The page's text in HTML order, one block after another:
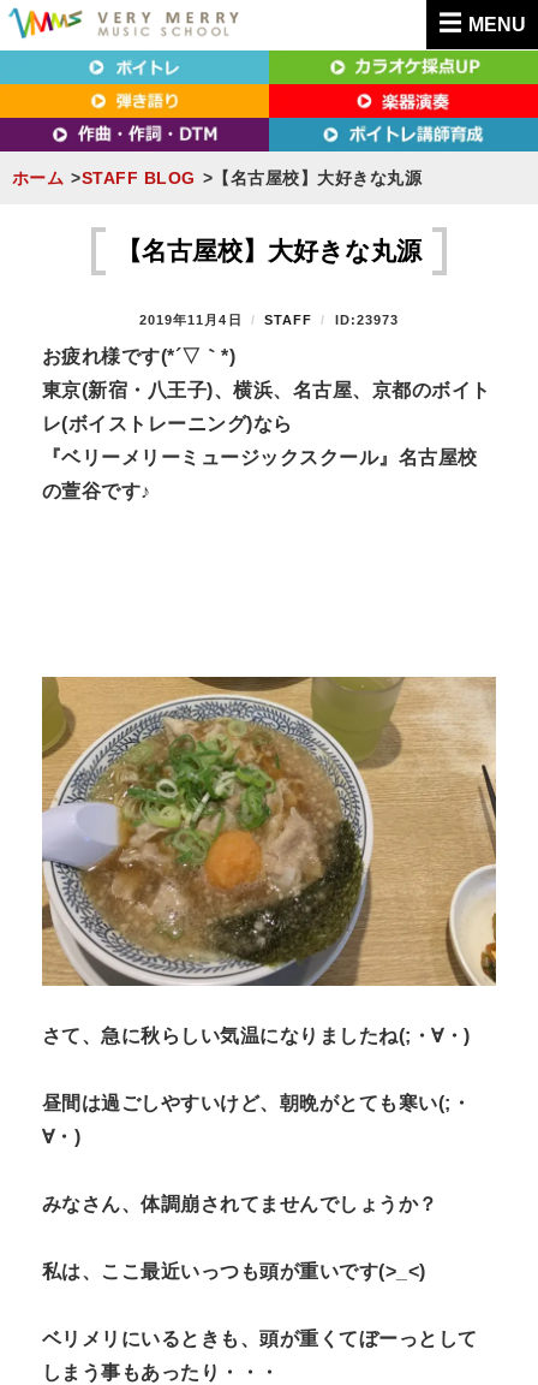
MENU
東京（新宿・八王子）・横浜・名古屋・京都で
「本気」になれるボイトレ教室｜VERY MERRY
MUSIC SCHOOL（ベリーメリー）
東京（新宿・八王子）・横浜・名古屋・京都で「本気」になれるボイトレ教室｜
VERY MERRY MUSIC SCHOOL（ベリーメリー）
ホーム STAFF BLOG 【名古屋校】大好きな丸源
【名古屋校】大好きな丸源
P
S
T
O
2019年11月4日
B
STAFF ID:23973
お疲れ様です(*´▽｀*)
東京(新宿・八王子)、横浜、名古屋、京都のボイト
レ(ボイストレーニング)なら
『ベリーメリーミュージックスクール』名古屋校
の萱谷です♪
さて、急に秋らしい気温になりましたね(;・∀・)
昼間は過ごしやすいけど、朝晩がとても寒い(;・
∀・)
みなさん、体調崩されてませんでしょうか？
私は、ここ最近いっつも頭が重いです(>_<)
ベリメリにいるときも、頭が重くてぼーっとして
しまう事もあったり・・・